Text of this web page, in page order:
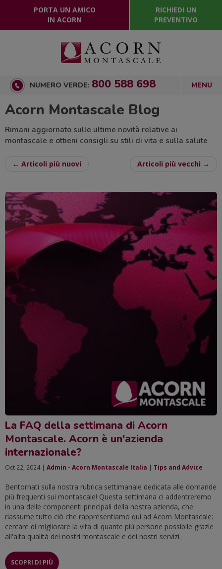
PORTA UN AMICO
IN ACORN
RICHIEDI UN
PREVENTIVO
NUMERO VERDE: 800 588 698
Acorn Montascale Blog
Rimani aggiornato sulle ultime novità relative ai
montascale e ottieni consigli su stili di vita e sulla salute
← Articoli più nuovi Articoli più vecchi →
La FAQ della settimana di Acorn
Montascale. Acorn è un'azienda
internazionale?
Oct 22, 2024 | Admin - Acorn Montascale Italia | Tips and Advice
Bentornati sulla nostra rubrica settimanale dedicata alle domande
più frequenti sui montascale! Questa settimana ci addentreremo
in una delle componenti principali della nostra azienda, che
riassume tutto ciò che rappresentiamo qui ad Acorn Montascale:
cercare di migliorare la vita di quante più persone possibile grazie
all'alta qualità dei nostri montascale e dei nostri servizi.
SCOPRI DI PIÙ